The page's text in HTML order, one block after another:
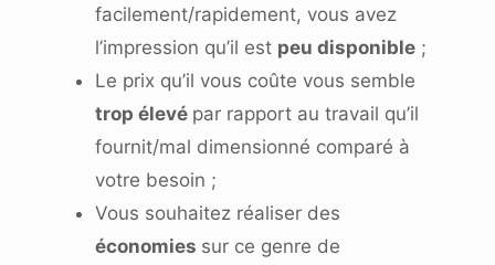
facilement/rapidement, vous avez
l’impression qu’il est peu disponible ;
Le prix qu’il vous coûte vous semble
trop élevé par rapport au travail qu’il
fournit/mal dimensionné comparé à
votre besoin ;
Vous souhaitez réaliser des
économies sur ce genre de